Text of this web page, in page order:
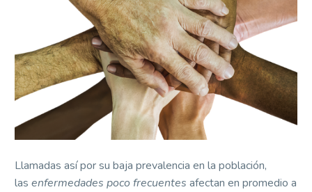
Llamadas así por su baja prevalencia en la población,
las enfermedades poco frecuentes afectan en promedio a